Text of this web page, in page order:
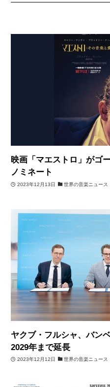
映画「マエストロ」がゴ
ノミネート
2023年12月13日 世界の音楽ニュース
ヤクブ・フルシャ、バン
2029年まで延長
2023年12月12日 世界の音楽ニュース